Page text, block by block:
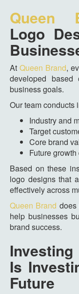
Queen
Logo
AtQueen Brand,
developed based
business goals.
Our team conducts
Industry and
Target
Core brand
Future
Based on these
logo designs that
effectively across
Queen Brand does
help businesses
brand success.
Is
Future